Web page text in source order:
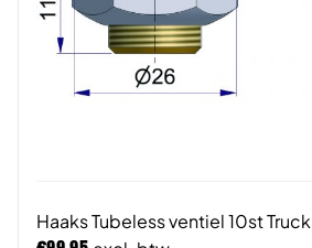
Haaks Tubeless ventiel 10st Truck